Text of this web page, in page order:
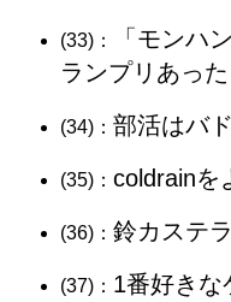
(33)：
「モンハ
ランプリあっ
(34)： 部活はバ
(35)： coldrainを
(36)： 鈴カステ
(37)： 1番好きな